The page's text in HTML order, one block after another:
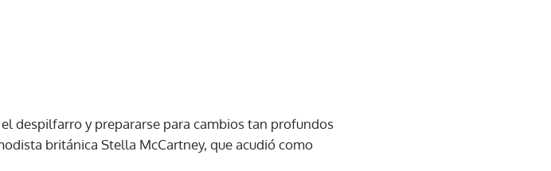
despilfarro y prepararse para cambios tan profundos
británica Stella McCartney, que acudió como